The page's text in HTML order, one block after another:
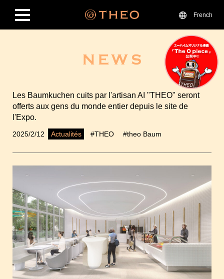
French
Les Baumkuchen cuits par l'artisan AI "THEO" seront
offerts aux gens du monde entier depuis le site de
l'Expo.
2025/2/12 Actualités #THEO #theo Baum